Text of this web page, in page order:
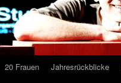
20 Frauen Jahresrückblicke